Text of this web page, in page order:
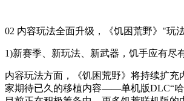
02 内容玩法全面升级，《饥困荒野》"玩
1)新赛季、新玩法、新武器，饥手应有尽
内容玩法方面，《饥困荒野》将持续扩充
家期待已久的移植内容——单机版DLC“哈